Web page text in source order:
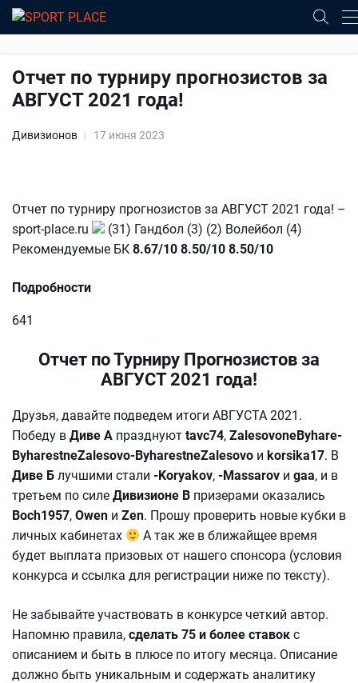
Отчет по турниру прогнозистов за
АВГУСТ 2021 года!
Дивизионов 17 июня 2023
Отчет по турниру прогнозистов за АВГУСТ 2021 года! –
sport-place.ru
(31) Гандбол (3) (2) Волейбол (4)
Рекомендуемые БК 8.67/10 8.50/10 8.50/10
Подробности
641
Отчет по Турниру Прогнозистов за
АВГУСТ 2021 года!
Друзья, давайте подведем итоги АВГУСТА 2021.
Победу в Диве А празднуют tavc74, ZalesovoneByhare-
ByharestneZalesovo-ByharestneZalesovo и korsika17. В
Диве Б лучшими стали -Koryakov, -Massarov и gaa, и в
третьем по силе Дивизионе В призерами оказались
Boch1957, Owen и Zen. Прошу проверить новые кубки в
личных кабинетах
А так же в ближайщее время
будет выплата призовых от нашего спонсора (условия
конкурса и ссылка для регистрации ниже по тексту).
Не забывайте участвовать в конкурсе четкий автор.
Напомню правила, сделать 75 и более ставок с
описанием и быть в плюсе по итогу месяца. Описание
должно быть уникальным и содержать аналитику